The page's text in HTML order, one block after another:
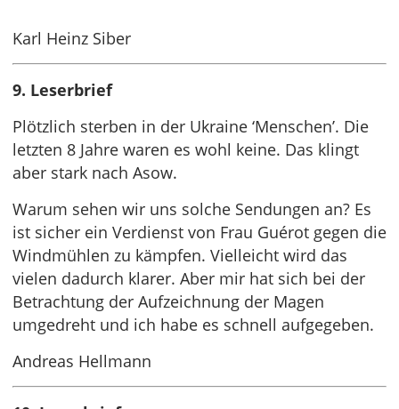
Karl Heinz Siber
9. Leserbrief
Plötzlich sterben in der Ukraine ‘Menschen’. Die
letzten 8 Jahre waren es wohl keine. Das klingt
aber stark nach Asow.
Warum sehen wir uns solche Sendungen an? Es
ist sicher ein Verdienst von Frau Guérot gegen die
Windmühlen zu kämpfen. Vielleicht wird das
vielen dadurch klarer. Aber mir hat sich bei der
Betrachtung der Aufzeichnung der Magen
umgedreht und ich habe es schnell aufgegeben.
Andreas Hellmann